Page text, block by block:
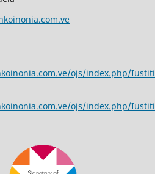
ojs/index.php/
ojs/index.php/